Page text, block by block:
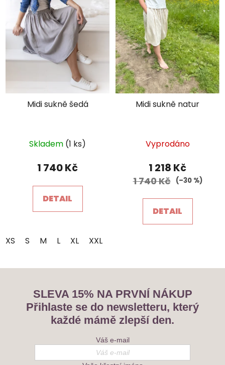
Midi sukně šedá
hodnocení
produktu
5,0
z
Skladem (1 ks)
1 740 Kč
DETAIL
XS S M L XL XXL
Midi sukně natur
Vyprodáno
1 218 Kč
1 740 Kč (–30 %)
DETAIL
SLEVA 15% NA PRVNÍ NÁKUP
Přihlaste se do newsletteru, který
každé mámě zlepší den.
Váš e-mail